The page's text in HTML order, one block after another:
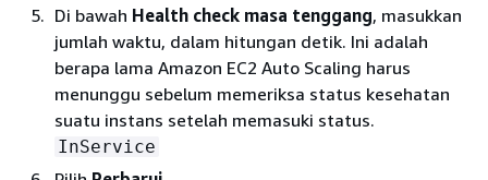
Di bawah Health check masa tenggang, masukkan
jumlah waktu, dalam hitungan detik. Ini adalah
berapa lama Amazon EC2 Auto Scaling harus
menunggu sebelum memeriksa status kesehatan
suatu instans setelah memasuki status.
InService